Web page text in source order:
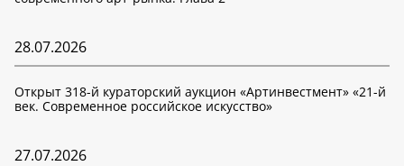
28.07.2026
Открыт 318-й кураторский аукцион «Артинвестмент» «21-й
век. Современное российское искусство»
27.07.2026